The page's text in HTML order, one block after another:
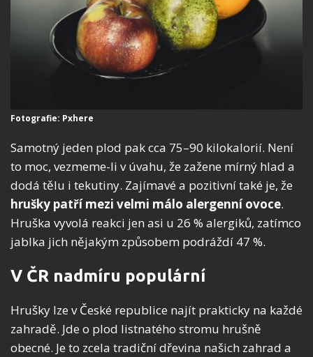
Fotografie: Pxhere
Samotný jeden plod pak cca 75–90 kilokalorií. Není
to moc, vezmeme-li v úvahu, že zažene mírný hlad a
dodá tělu i tekutiny. Zajímavé a pozitivní také je, že
hrušky patří mezi velmi málo alergenní ovoce.
Hruška vyvolá reakci jen asi u 26 % alergiků, zatímco
jablka jich nějakým způsobem podráždí 47 %.
V ČR nadmíru populární
Hrušky lze v České republice najít prakticky na každé
zahradě. Jde o plod listnatého stromu hrušně
obecné. Je to zcela tradiční dřevina našich zahrad a